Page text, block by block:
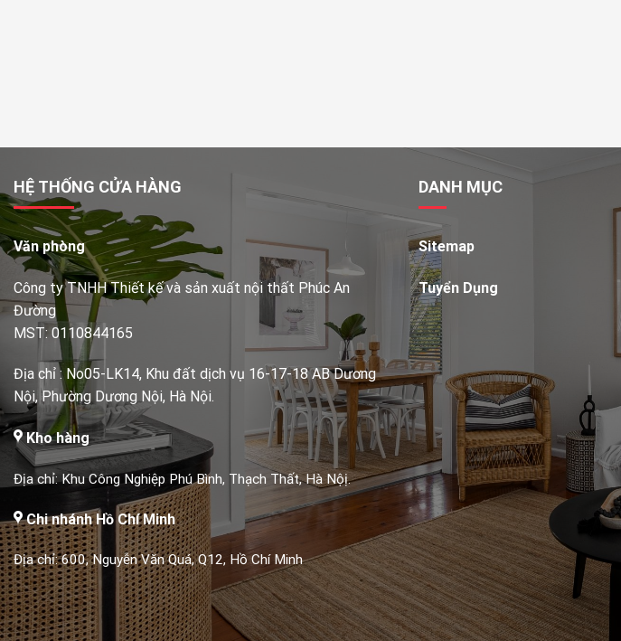
HỆ THỐNG CỬA HÀNG
Văn phòng
Công ty TNHH Thiết kế và sản xuất nội thất Phúc An
Đường
MST: 0110844165
Địa chỉ : No05-LK14, Khu đất dịch vụ 16-17-18 AB Dương
Nội, Phường Dương Nội, Hà Nội.
Kho hàng
Địa chỉ: Khu Công Nghiệp Phú Bình, Thạch Thất, Hà Nộị.
Chi nhánh Hồ Chí Minh
Địa chỉ: 600, Nguyễn Văn Quá, Q12, Hồ Chí Minh
DANH MỤC
Sitemap
Tuyển Dụng